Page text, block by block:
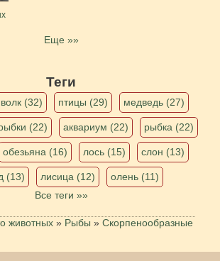
Еще »»
Теги
волк (32) птицы (29) медведь (27)
(22) аквариум (22) рыбка (22)
обезьяна (16) лось (15) слон (13)
(13) лисица (12)
олень (11)
Все теги »»
животных » Рыбы » Скорпенообразные